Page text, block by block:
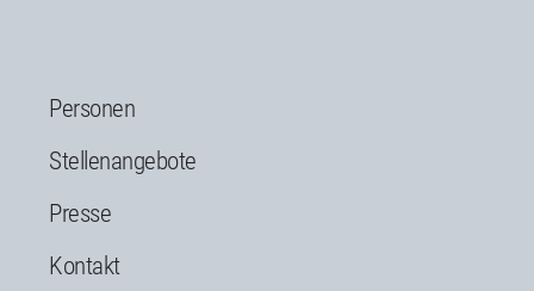
Personen
Stellenangebote
Presse
Kontakt